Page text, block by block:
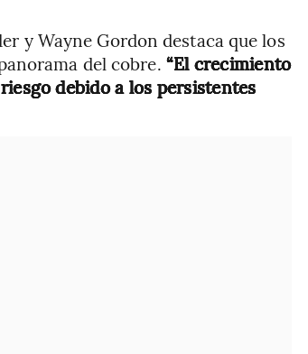
y Wayne Gordon destaca que los
del cobre. “El crecimiento
debido a los persistentes